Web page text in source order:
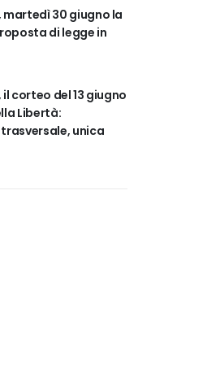
martedì 30 giugno la
di legge in
corteo del 13 giugno
Libertà:
unica